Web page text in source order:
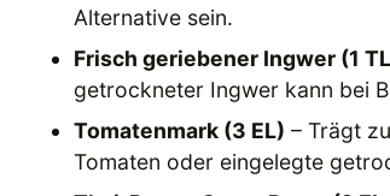
Alternative sein.
Frisch geriebener Ingwer (1
getrockneter Ingwer kann bei
Tomatenmark (3 EL) – Trägt
Tomaten oder eingelegte